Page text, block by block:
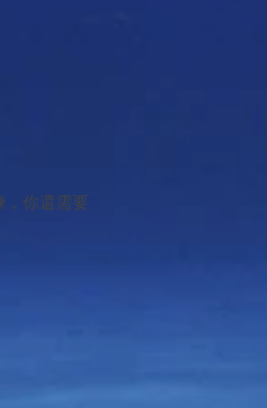
，你還需要